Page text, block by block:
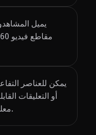
يميل
يمكن للعناصر
معلومات إضافية وتعزز تفاعل المستخدم.